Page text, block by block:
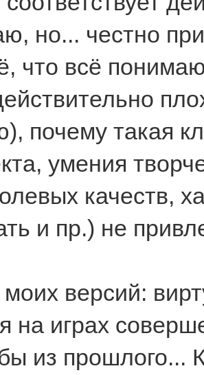
но... честно
что всё
почему такая
умения
качеств,
и пр.) не
версий:
на играх
из